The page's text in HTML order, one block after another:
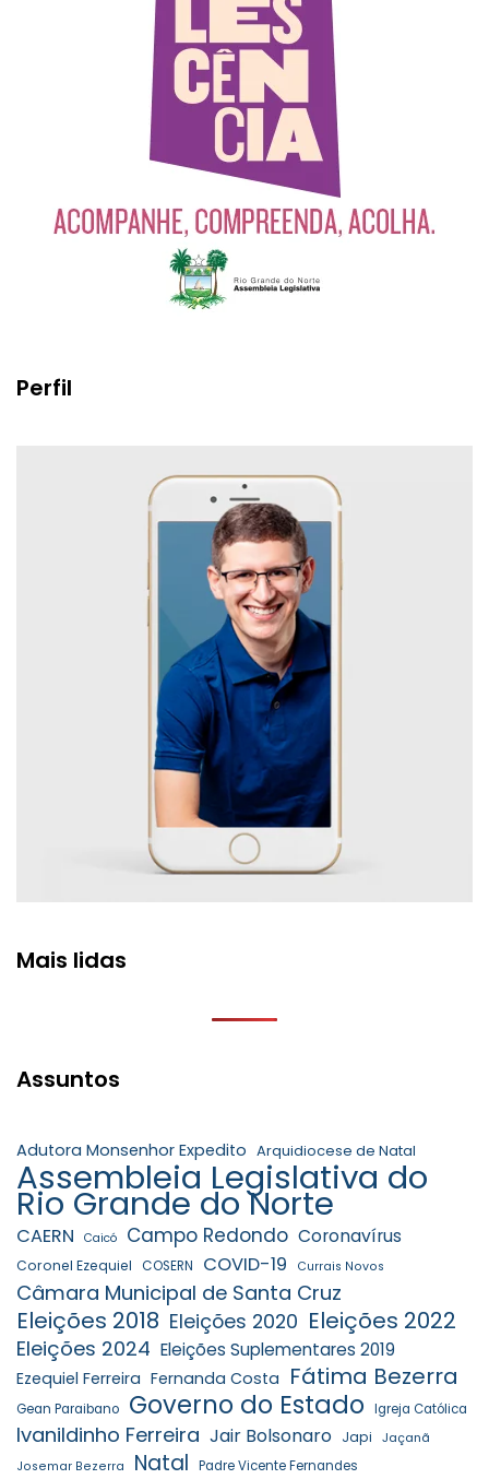
Perfil
Mais lidas
Assuntos
Adutora Monsenhor Expedito Arquidiocese de Natal
Assembleia Legislativa do
Rio Grande do Norte
CAERN Caicó Campo Redondo Coronavírus
Coronel Ezequiel COSERN COVID-19 Currais Novos
Câmara Municipal de Santa Cruz
Eleições 2018 Eleições 2020 Eleições 2022
Eleições 2024 Eleições Suplementares 2019
Ezequiel Ferreira Fernanda Costa Fátima Bezerra
Gean Paraibano Governo do Estado Igreja Católica
Ivanildinho Ferreira Jair Bolsonaro Japi Jaçanã
Josemar Bezerra Natal Padre Vicente Fernandes